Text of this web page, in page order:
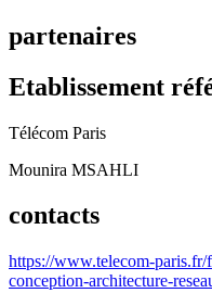
partenaires
Etablissement
Télécom Paris
Mounira MSAHLI
contacts
https://www.telecom-paris.fr/
conception-architecture-